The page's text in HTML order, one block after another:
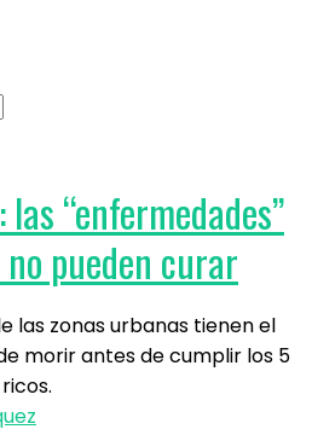
“enfermedades”
pueden curar
las zonas urbanas tienen el
morir antes de cumplir los 5